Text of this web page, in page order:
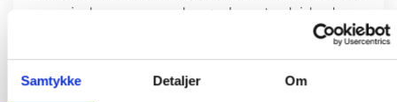
Samtykke Detaljer Om
om mindre grupper, der ønsker at udvide deres
kendskab eller dygtiggøre sig yderligere indenfor
et specifikt emne, der er relevante for deres
daglige arbejde eller fagområde.
Læs mere